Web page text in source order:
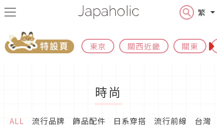
繁
東京 關西近畿 關東
時尚
ALL 流行品牌 飾品配件 日系穿搭 流行前線 台灣